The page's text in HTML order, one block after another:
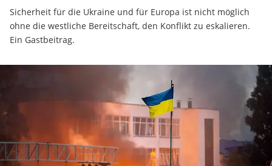
Sicherheit für die Ukraine und für Europa ist nicht möglich
ohne die westliche Bereitschaft, den Konflikt zu eskalieren.
Ein Gastbeitrag.